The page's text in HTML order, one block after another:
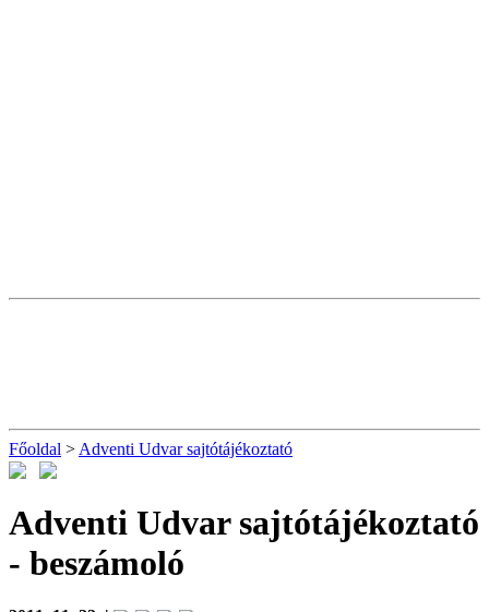
Főoldal > Adventi Udvar sajtótájékoztató
Adventi Udvar sajtótájékoztató
- beszámoló